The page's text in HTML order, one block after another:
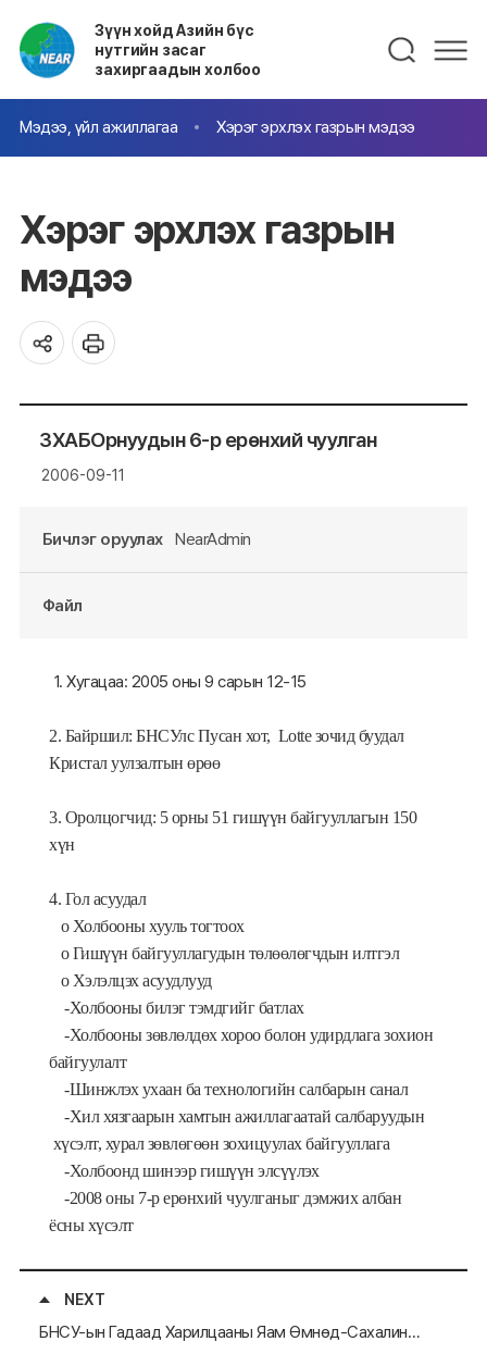
Зүүн хойд Азийн бүс
нутгийн засаг
захиргаадын холбоо
Мэдээ, үйл ажиллагаа Хэрэг эрхлэх газрын мэдээ
Хэрэг эрхлэх газрын
мэдээ
ЗХАБОрнуудын 6-р ерөнхий чуулган
2006-09-11
Бичлэг оруулах NearAdmin
Файл
1. Хугацаа: 2005 оны 9 сарын 12-15
2. Байршил: БНСУлс Пусан хот, Lotte зочид буудал
Кристал уулзалтын өрөө
3. Оролцогчид: 5 орны 51 гишүүн байгууллагын 150
хүн
4. Гол асуудал
o Холбооны хууль тогтоох
o Гишүүн байгууллагудын төлөөлөгчдын илтгэл
o Хэлэлцэх асуудлууд
-Холбооны билэг тэмдгийг батлах
-Холбооны зөвлөлдөх хороо болон удирдлага зохион
байгуулалт
-Шинжлэх ухаан ба технологийн салбарын санал
-Хил хязгаарын хамтын ажиллагаатай салбаруудын
хүсэлт, хурал зөвлөгөөн зохицуулах байгууллага
-Холбоонд шинээр гишүүн элсүүлэх
-2008 оны 7-р ерөнхий чуулганыг дэмжих албан
ёсны хүсэлт
NEXT
БНСУ-ын Гадаад Харилцааны Яам Өмнөд-Сахалинд төлөөлөгчийн газар нээхээр төлөвлөж байна.